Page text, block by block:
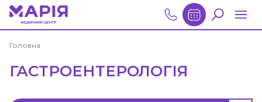
Головна
ГАСТРОЕНТЕРОЛОГІЯ